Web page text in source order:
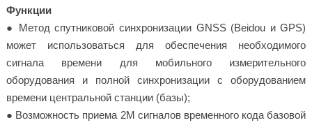
Функции
● Метод спутниковой синхронизации GNSS (Beidou и GPS)
может использоваться для обеспечения необходимого
сигнала времени для мобильного измерительного
оборудования и полной синхронизации с оборудованием
времени центральной станции (базы);
● Возможность приема 2М сигналов временного кода базовой